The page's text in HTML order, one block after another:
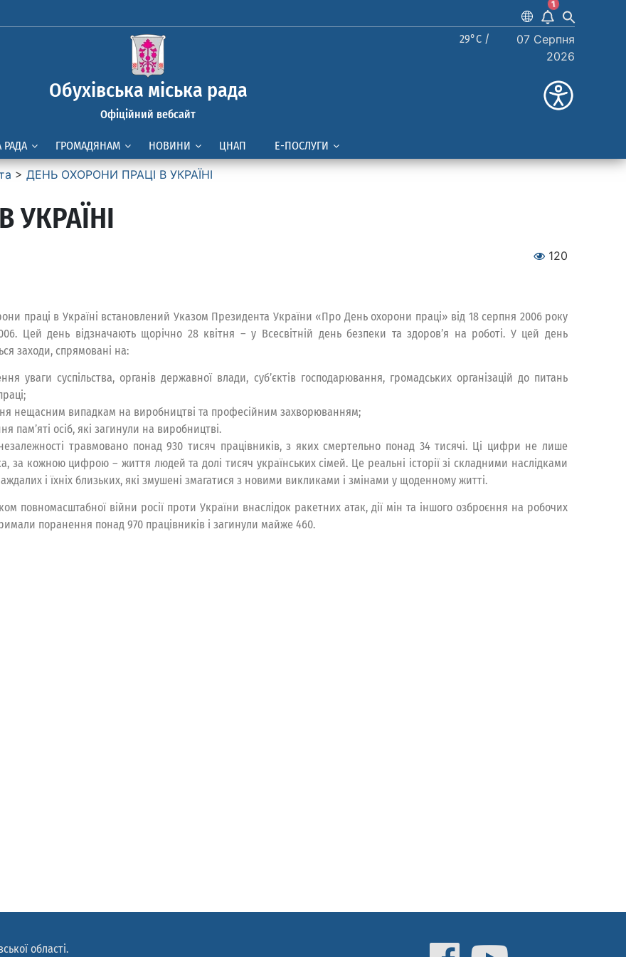
1
Обухівська міська рада
Офіційний вебсайт
29°C /
07 Серпня
2026
РАДА ГРОМАДЯНАМ НОВИНИ ЦНАП Е-ПОСЛУГИ
> ДЕНЬ ОХОРОНИ ПРАЦІ В УКРАЇНІ
УКРАЇНІ
120
праці в Україні встановлений Указом Президента України «Про День охорони праці» від 18 серпня 2006 року
Цей день відзначають щорічно 28 квітня – у Всесвітній день безпеки та здоров’я на роботі. У цей день
заходи, спрямовані на:
уваги суспільства, органів державної влади, суб’єктів господарювання, громадських організацій до питань
нещасним випадкам на виробництві та професійним захворюванням;
пам’яті осіб, які загинули на виробництві.
травмовано понад 930 тисяч працівників, з яких смертельно понад 34 тисячі. Ці цифри не лише
за кожною цифрою – життя людей та долі тисяч українських сімей. Це реальні історії зі складними наслідками
і їхніх близьких, які змушені змагатися з новими викликами і змінами у щоденному житті.
повномасштабної війни росії проти України внаслідок ракетних атак, дії мін та іншого озброєння на робочих
поранення понад 970 працівників і загинули майже 460.
області.